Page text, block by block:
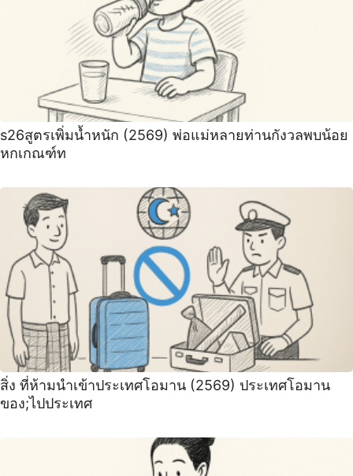
s26สูตรเพิ่มน้ำหนัก (2569) พ่อแม่หลายท่านกังวลพบน้อย
หกเกณฑ์ท
สิ่ง ที่ห้ามนำเข้าประเทศโอมาน (2569) ประเทศโอมาน
ของ;ไปประเทศ